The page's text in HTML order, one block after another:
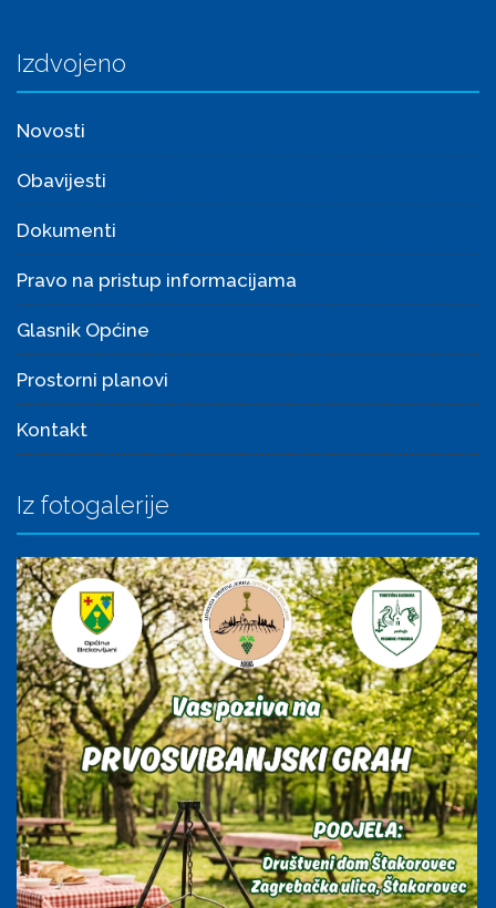
Izdvojeno
Novosti
Obavijesti
Dokumenti
Pravo na pristup informacijama
Glasnik Općine
Prostorni planovi
Kontakt
Iz fotogalerije